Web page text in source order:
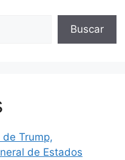
Buscar
Trump,
de Estados